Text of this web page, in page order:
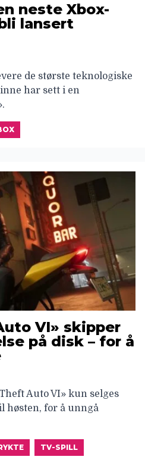
neste Xbox-
lansert
de største teknologiske
har sett i en
VI» skipper
på disk – for å
Auto VI» kun selges
høsten, for å unngå
TV-SPILL